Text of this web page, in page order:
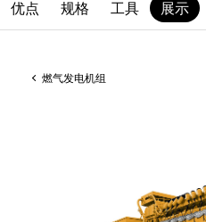
燃气发电机组
优点 规格 工具 展示